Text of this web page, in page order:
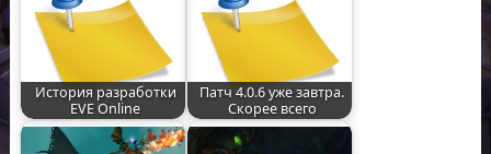
История разработки
EVE Online
Патч 4.0.6 уже завтра.
Скорее всего